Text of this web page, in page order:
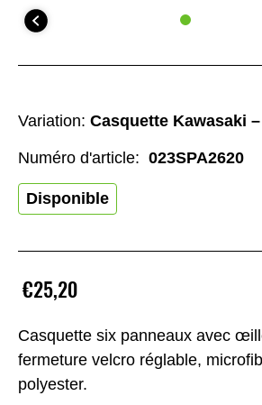
Casquette six panneaux avec
fermeture velcro réglable,
polyester.
€25,20
Variation: Casquette Kawasaki
Disponible
Numéro d'article: 023SPA2620